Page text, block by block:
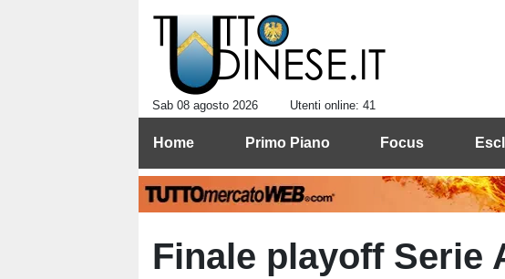
Sab 08 agosto 2026 Utenti online: 41
Home Primo Piano Focus
Finale playoff Serie